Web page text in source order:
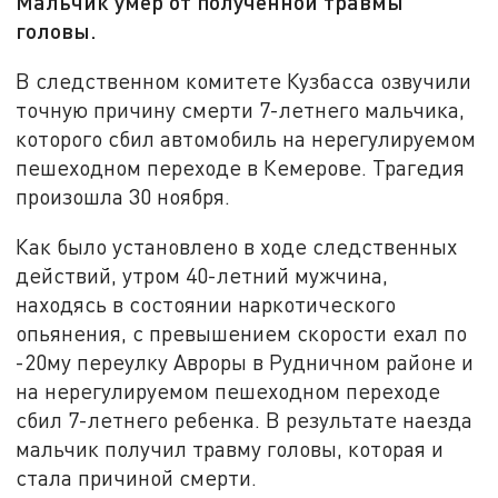
головы.
В следственном комитете Кузбасса озвучили
точную причину смерти 7-летнего мальчика,
которого сбил автомобиль на нерегулируемом
пешеходном переходе в Кемерове. Трагедия
произошла 30 ноября.
Как было установлено в ходе следственных
действий, утром 40-летний мужчина,
находясь в состоянии наркотического
опьянения, с превышением скорости ехал по
-20му переулку Авроры в Рудничном районе и
на нерегулируемом пешеходном переходе
сбил 7-летнего ребенка. В результате наезда
мальчик получил травму головы, которая и
стала причиной смерти.